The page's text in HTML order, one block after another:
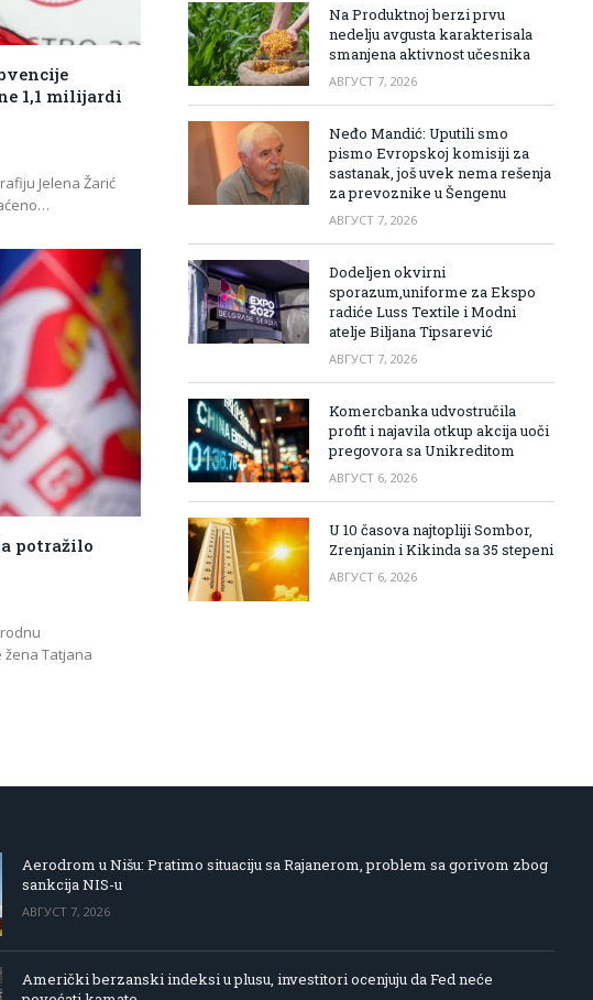
1,1 milijardi
Jelena Žarić
potražilo
Tatjana
Na Produktnoj berzi prvu
nedelju avgusta karakterisala
smanjena aktivnost učesnika
АВГУСТ 7, 2026
Neđo Mandić: Uputili smo
pismo Evropskoj komisiji za
sastanak, još uvek nema rešenja
za prevoznike u Šengenu
АВГУСТ 7, 2026
Dodeljen okvirni
sporazum,uniforme za Ekspo
radiće Luss Textile i Modni
atelje Biljana Tipsarević
АВГУСТ 7, 2026
Komercbanka udvostručila
profit i najavila otkup akcija uoči
pregovora sa Unikreditom
АВГУСТ 6, 2026
U 10 časova najtopliji Sombor,
Zrenjanin i Kikinda sa 35 stepeni
АВГУСТ 6, 2026
Aerodrom u Nišu: Pratimo situaciju sa Rajanerom, problem sa gorivom zbog
sankcija NIS-u
АВГУСТ 7, 2026
Američki berzanski indeksi u plusu, investitori ocenjuju da Fed neće